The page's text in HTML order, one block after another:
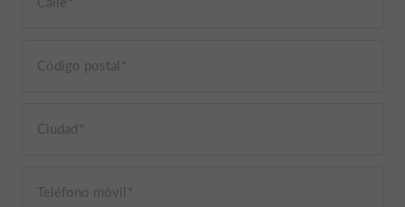
Código postal
Ciudad
Teléfono móvil